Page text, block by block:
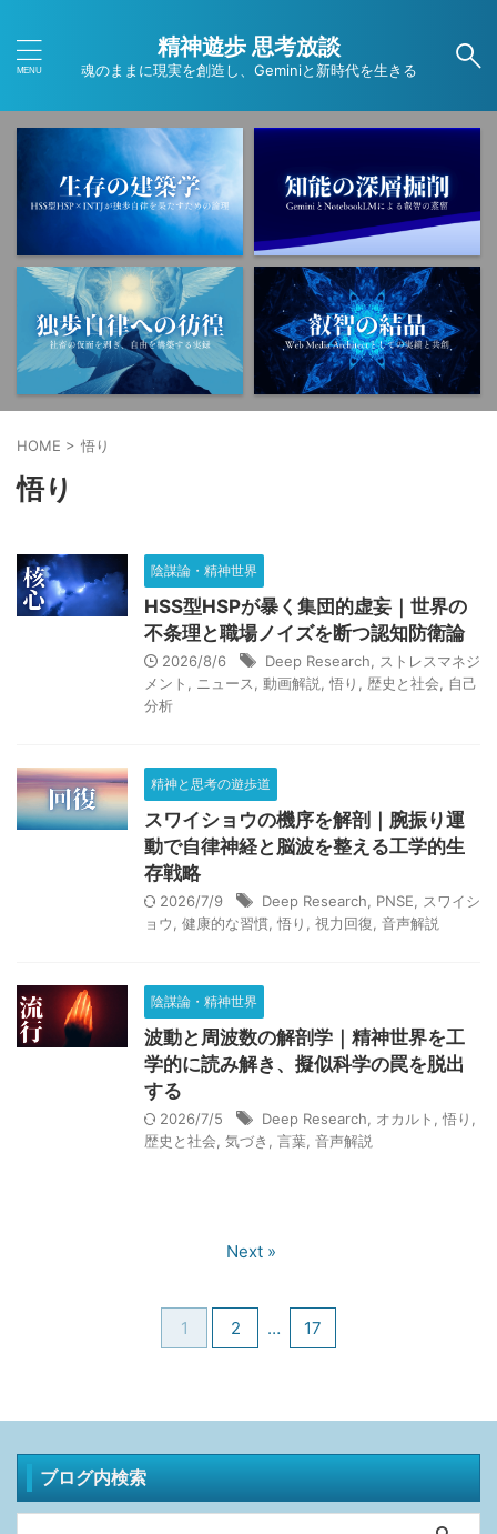
精神遊歩 思考放談
魂のままに現実を創造し、Geminiと新時代を生きる
ブログ内検索
ANAカード ANAマイル Deep Research
Gemini NotebookLM PNSE SNS Wordpress
アプリ オカルト コンプレックス
ストレスマネジメント トラウマ ニュース
フリーランス ブログ運営 ミニマリスト
レジリエンス
健康的な習慣
料理 断ち物 断捨離 旅行
気づき 生成AI 社会情勢 神 自己分析
言葉 超能力者 転職活動 運
願望達成
カテゴリ
2026/6/1：当ブログが１周年を迎えました。皆さんありがと
うございます。
HSS型HSPが暴く集団的虚妄｜世界の不条理と職場ノイズを断
意識変容を促す深層心理戦略
後悔した日々の記録
2026.07.01
エスコンフィールド攻略｜ANAマイル活用の財務戦略と最高品
質の観戦体験
HOME > 悟り
悟り
陰謀論・精神世界
HSS型HSPが暴く集団的虚妄｜世界の
不条理と職場ノイズを断つ認知防衛論
2026/8/6 Deep Research
ストレスマネジ
メント
ニュース 動画解説 悟り 歴史と社会
自己
分析
精神と思考の遊歩道
スワイショウの機序を解剖｜腕振り運
動で自律神経と脳波を整える工学的生
存戦略
2026/7/9 Deep Research PNSE
スワイシ
ョウ
健康的な習慣 悟り 視力回復 音声解説
陰謀論・精神世界
波動と周波数の解剖学｜精神世界を工
学的に読み解き、擬似科学の罠を脱出
する
2026/7/5 Deep Research オカルト 悟り
歴史と社会 気づき 言葉 音声解説
1 2 … 17
Next »
ブログ内検索